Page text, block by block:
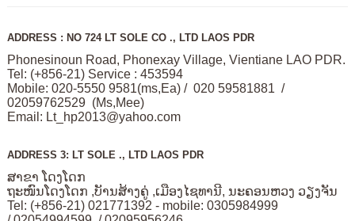
ADDRESS : NO 724 LT SOLE CO ., LTD LAOS PDR
Phonesinoun Road, Phonexay Village, Vientiane LAO PDR.
Tel: (+856-21) Service : 453594
Mobile: 020-5550 9581(ms,Ea) / 020 59581881 /
02059762529 (Ms,Mee)
Email: Lt_hp2013@yahoo.com
ADDRESS 3: LT SOLE ., LTD LAOS PDR
ສາຂາ ໂດງໂດກ
ຖະໜົນໂດງໂດກ ,ບັານສ້າງຄູ່ ,ເມືອງໄຊທານີ, ນະຄອນຫວງ ວຽງຈັນ
Tel: (+856-21) 021771392 - mobile: 0305984999